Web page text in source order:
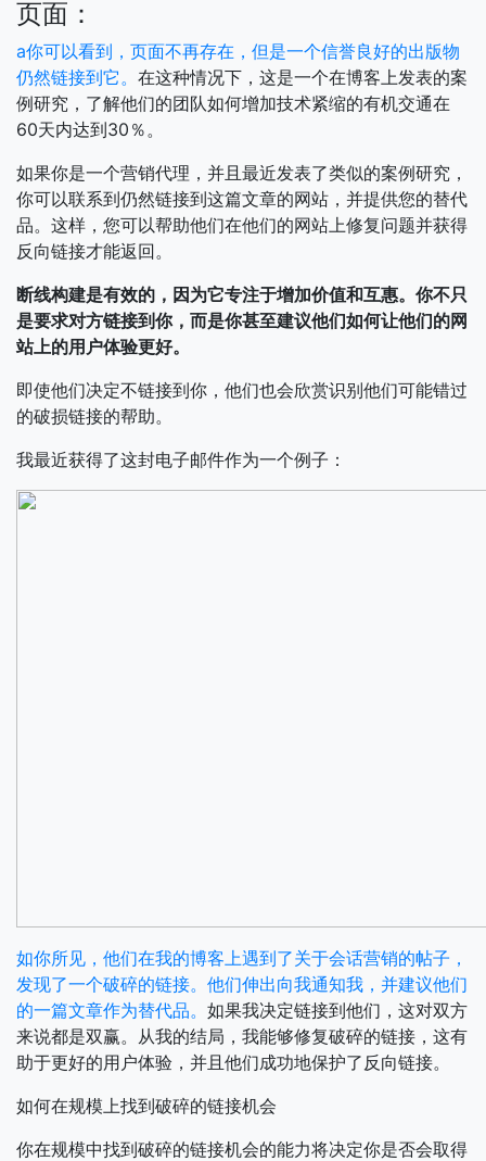
页面：
a你可以看到，页面不再存在，但是一个信誉良好的出版物
仍然链接到它。 在这种情况下，这是一个在博客上发表的案
例研究，了解他们的团队如何增加技术紧缩的有机交通在
60天内达到30％。
如果你是一个营销代理，并且最近发表了类似的案例研究，
你可以联系到仍然链接到这篇文章的网站，并提供您的替代
品。这样，您可以帮助他们在他们的网站上修复问题并获得
反向链接才能返回。
断线构建是有效的，因为它专注于增加价值和互惠。你不只
是要求对方链接到你，而是你甚至建议他们如何让他们的网
站上的用户体验更好。
即使他们决定不链接到你，他们也会欣赏识别他们可能错过
的破损链接的帮助。
我最近获得了这封电子邮件作为一个例子：
如你所见，他们在我的博客上遇到了关于会话营销的帖子，
发现了一个破碎的链接。他们伸出向我通知我，并建议他们
的一篇文章作为替代品。 如果我决定链接到他们，这对双方
来说都是双赢。从我的结局，我能够修复破碎的链接，这有
助于更好的用户体验，并且他们成功地保护了反向链接。
如何在规模上找到破碎的链接机会
你在规模中找到破碎的链接机会的能力将决定你是否会取得